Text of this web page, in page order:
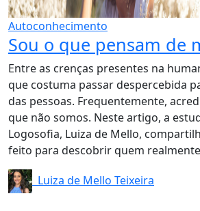
Autoconhecimento
Sou o que pensam de
Entre as crenças presentes na
que costuma passar despercebida
das pessoas. Frequentemente,
que não somos. Neste artigo, a
Logosofia, Luiza de Mello,
feito para descobrir quem
Luiza de Mello Teixeira